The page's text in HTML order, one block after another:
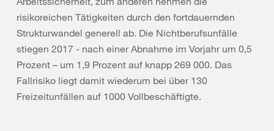
risikoreichen Tätigkeiten durch den fortdauernden
Strukturwandel generell ab. Die Nichtberufsunfälle
stiegen 2017 - nach einer Abnahme im Vorjahr um 0,5
Prozent – um 1,9 Prozent auf knapp 269 000. Das
Fallrisiko liegt damit wiederum bei über 130
Freizeitunfällen auf 1000 Vollbeschäftigte.